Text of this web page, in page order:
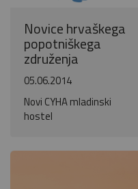
Novice hrvaškega
popotniškega
združenja
05.06.2014
Novi CYHA mladinski
hostel